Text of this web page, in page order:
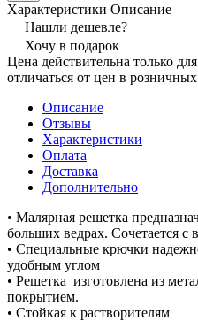
Характеристики Описание
Нашли дешевле?
Хочу в подарок
Цена действительна только
отличаться от цен в
Описание
Отзывы
Характеристики
Оплата
Доставка
Дополнительно
• Малярная решетка
больших ведрах. Сочетается
• Специальные крючки
удобным углом
• Решетка изготовлена из
покрытием.
• Стойкая к растворителям